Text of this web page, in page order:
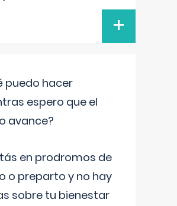
+
puedo hacer
espero que el
avance?
en prodromos de
o preparto y no hay
sobre tu bienestar